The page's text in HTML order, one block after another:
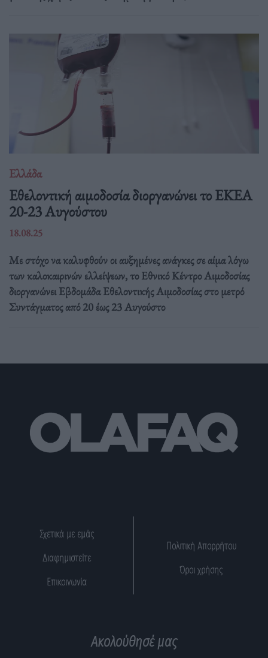
Ελλάδα
Eθελοντική αιμοδοσία διοργανώνει το ΕΚΕΑ
20-23 Αυγούστου
18.08.25
Με στόχο να καλυφθούν οι αυξημένες ανάγκες σε αίμα λόγω
των καλοκαιρινών ελλείψεων, το Εθνικό Κέντρο Αιμοδοσίας
διοργανώνει Εβδομάδα Εθελοντικής Αιμοδοσίας στο μετρό
Συντάγματος από 20 έως 23 Αυγούστο
Σχετικά με εμάς
Διαφημιστείτε
Επικοινωνία
Πολιτική Απορρήτου
Όροι χρήσης
Ακολούθησέ μας